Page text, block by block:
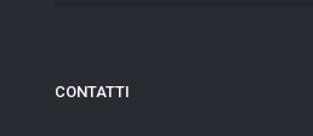
CONTATTI